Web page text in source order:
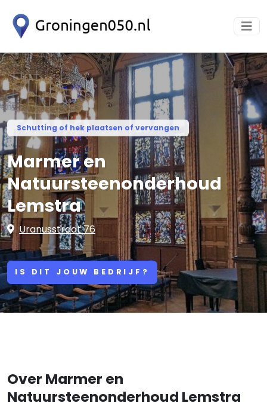
Schutting of hek plaatsen of vervangen
Marmer en
Natuursteenonderhoud
Lemstra
Uranusstraat 76
IS DIT JOUW BEDRIJF?
Over Marmer en
Natuursteenonderhoud Lemstra